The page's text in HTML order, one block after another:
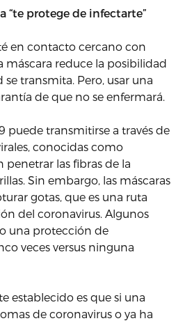
“te protege de infectarte”
en contacto cercano con
máscara reduce la posibilidad
transmita. Pero, usar una
de que no se enfermará.
puede transmitirse a través de
conocidas como
penetrar las fibras de la
Sin embargo, las máscaras
gotas, que es una ruta
del coronavirus. Algunos
una protección de
veces versus ninguna
establecido es que si una
de coronavirus o ya ha